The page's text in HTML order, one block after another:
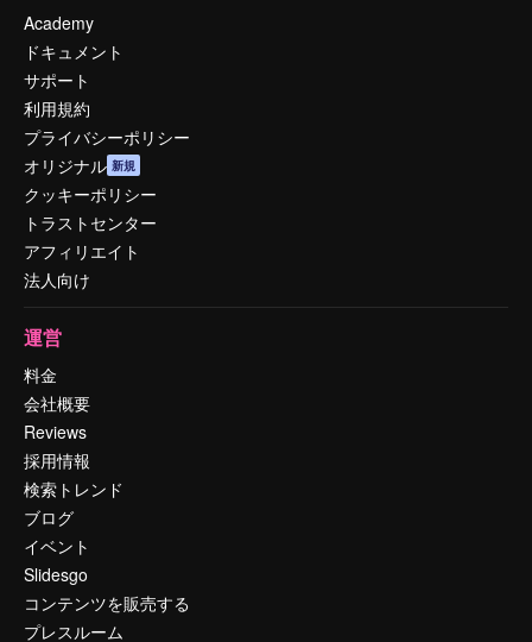
Academy
ドキュメント
サポート
利用規約
プライバシーポリシー
オリジナル 新規
クッキーポリシー
トラストセンター
アフィリエイト
法人向け
運営
料金
会社概要
Reviews
採用情報
検索トレンド
ブログ
イベント
Slidesgo
コンテンツを販売する
プレスルーム